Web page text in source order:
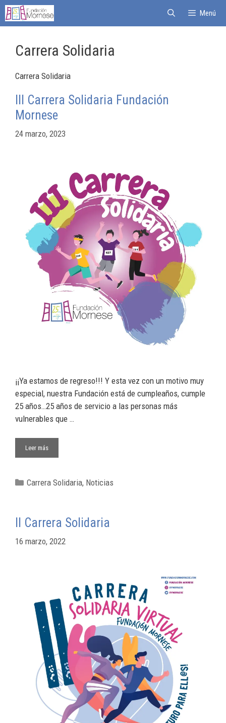
Menú
Carrera Solidaria
Carrera Solidaria
III Carrera Solidaria Fundación
Mornese
24 marzo, 2023
¡¡Ya estamos de regreso!!! Y esta vez con un motivo muy
especial, nuestra Fundación está de cumpleaños, cumple
25 años…25 años de servicio a las personas más
vulnerables que …
Leer más
Carrera Solidaria, Noticias
II Carrera Solidaria
16 marzo, 2022